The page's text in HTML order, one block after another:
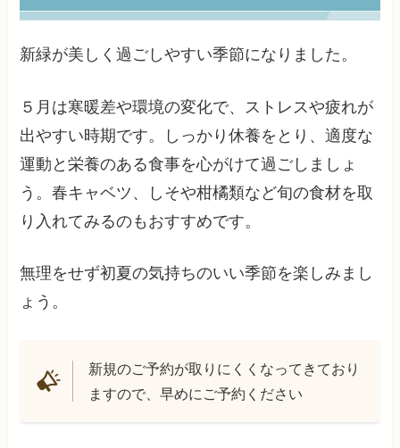
新緑が美しく過ごしやすい季節になりました。
５月は寒暖差や環境の変化で、ストレスや疲れが
出やすい時期です。しっかり休養をとり、適度な
運動と栄養のある食事を心がけて過ごしましょ
う。春キャベツ、しそや柑橘類など旬の食材を取
り入れてみるのもおすすめです。
無理をせず初夏の気持ちのいい季節を楽しみまし
ょう。
新規のご予約が取りにくくなってきており
ますので、早めにご予約ください